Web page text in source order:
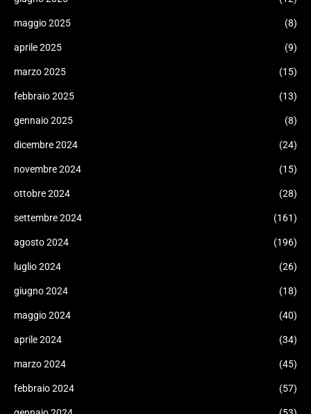
maggio 2025 (8)
aprile 2025 (9)
marzo 2025 (15)
febbraio 2025 (13)
gennaio 2025 (8)
dicembre 2024 (24)
novembre 2024 (15)
ottobre 2024 (28)
settembre 2024 (161)
agosto 2024 (196)
luglio 2024 (26)
giugno 2024 (18)
maggio 2024 (40)
aprile 2024 (34)
marzo 2024 (45)
febbraio 2024 (57)